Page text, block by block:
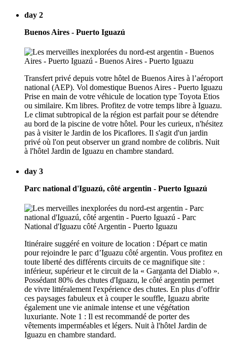
day 2
Buenos Aires - Puerto Iguazú
Transfert privé depuis votre hôtel de Buenos Aires à l’aéroport
national (AEP). Vol domestique Buenos Aires - Puerto Iguazu
Prise en main de votre véhicule de location type Toyota Etios
ou similaire. Km libres. Profitez de votre temps libre à Iguazu.
Le climat subtropical de la région est parfait pour se détendre
au bord de la piscine de votre hôtel. Pour les curieux, n'hésitez
pas à visiter le Jardin de los Picaflores. Il s'agit d'un jardin
privé où l'on peut observer un grand nombre de colibris. Nuit
à l'hôtel Jardin de Iguazu en chambre standard.
day 3
Parc national d'Iguazú, côté argentin - Puerto Iguazú
Itinéraire suggéré en voiture de location : Départ ce matin
pour rejoindre le parc d’Iguazu côté argentin. Vous profitez en
toute liberté des différents circuits de ce magnifique site :
inférieur, supérieur et le circuit de la « Garganta del Diablo ».
Possédant 80% des chutes d'Iguazu, le côté argentin permet
de vivre littéralement l'expérience des chutes. En plus d’offrir
ces paysages fabuleux et à couper le souffle, Iguazu abrite
également une vie animale intense et une végétation
luxuriante. Note 1 : Il est recommandé de porter des
vêtements imperméables et légers. Nuit à l'hôtel Jardin de
Iguazu en chambre standard.